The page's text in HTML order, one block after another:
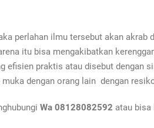
perlahan ilmu tersebut akan akrab
itu bisa mengakibatkan
efisien praktis atau disebut
dengan orang lain dengan
Wa 08128082592 atau